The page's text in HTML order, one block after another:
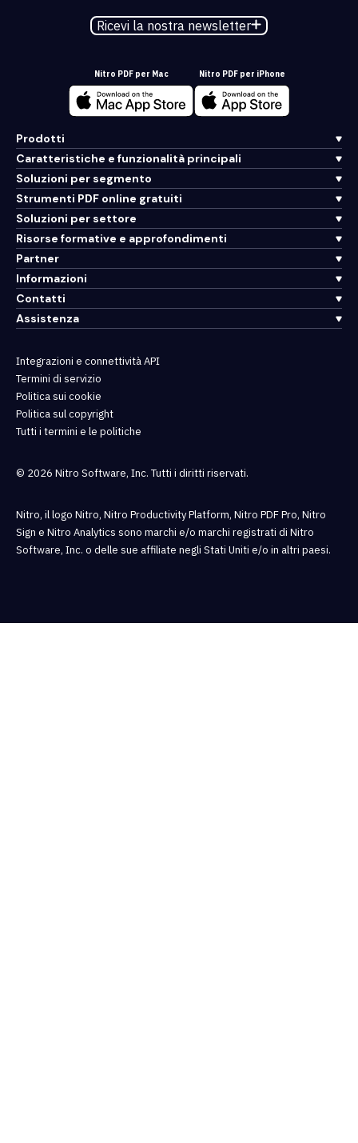
Ricevi la nostra newsletter
Nitro PDF per Mac Nitro PDF per iPhone
Prodotti
Caratteristiche e funzionalità principali
Soluzioni per segmento
Strumenti PDF online gratuiti
Soluzioni per settore
Risorse formative e approfondimenti
Partner
Informazioni
Contatti
Assistenza
Integrazioni e connettività API
Termini di servizio
Politica sui cookie
Politica sul copyright
Tutti i termini e le politiche
© 2026 Nitro Software, Inc. Tutti i diritti riservati.
Nitro, il logo Nitro, Nitro Productivity Platform, Nitro PDF Pro, Nitro
Sign e Nitro Analytics sono marchi e/o marchi registrati di Nitro
Software, Inc. o delle sue affiliate negli Stati Uniti e/o in altri paesi.